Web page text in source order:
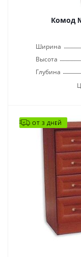
Комод
Ширина
Высота
Глубина
ОТ 3 ДНЕЙ